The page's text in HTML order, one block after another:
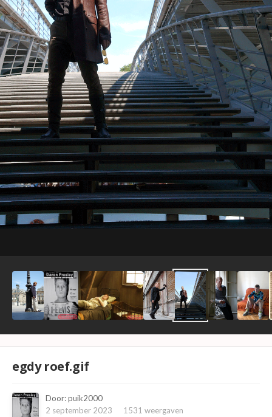
egdy roef.gif
Door:puik2000
2 september 2023
1531 weergaven